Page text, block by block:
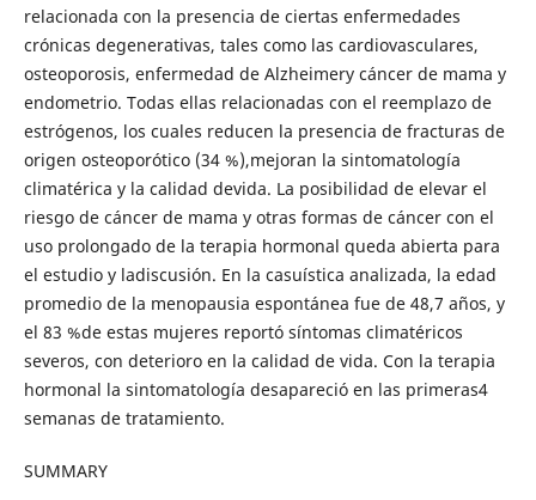
relacionada con la presencia de ciertas enfermedades
crónicas degenerativas, tales como las cardiovasculares,
osteoporosis, enfermedad de Alzheimery cáncer de mama y
endometrio. Todas ellas relacionadas con el reemplazo de
estrógenos, los cuales reducen la presencia de fracturas de
origen osteoporótico (34 %),mejoran la sintomatología
climatérica y la calidad devida. La posibilidad de elevar el
riesgo de cáncer de mama y otras formas de cáncer con el
uso prolongado de la terapia hormonal queda abierta para
el estudio y ladiscusión. En la casuística analizada, la edad
promedio de la menopausia espontánea fue de 48,7 años, y
el 83 %de estas mujeres reportó síntomas climatéricos
severos, con deterioro en la calidad de vida. Con la terapia
hormonal la sintomatología desapareció en las primeras4
semanas de tratamiento.
SUMMARY